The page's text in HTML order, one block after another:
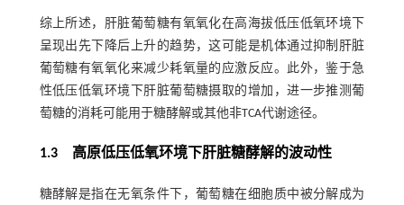
综上所述，肝脏葡萄糖有氧氧化在高海拔低压低氧环境下
呈现出先下降后上升的趋势，这可能是机体通过抑制肝脏
葡萄糖有氧氧化来减少耗氧量的应激反应。此外，鉴于急
性低压低氧环境下肝脏葡萄糖摄取的增加，进一步推测葡
萄糖的消耗可能用于糖酵解或其他非TCA代谢途径。
1.3 高原低压低氧环境下肝脏糖酵解的波动性
糖酵解是指在无氧条件下，葡萄糖在细胞质中被分解成为